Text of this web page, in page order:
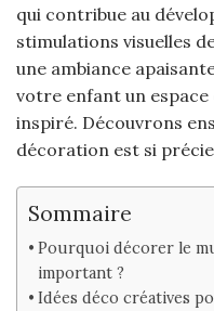
qui contribue au
stimulations visuelles
une ambiance
votre enfant un
inspiré. Découvrons
décoration est si
Sommaire
Pourquoi décorer le
important ?
Idées déco créatives